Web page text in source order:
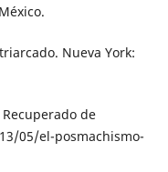
Nueva York:
de
05/el-posmachismo-